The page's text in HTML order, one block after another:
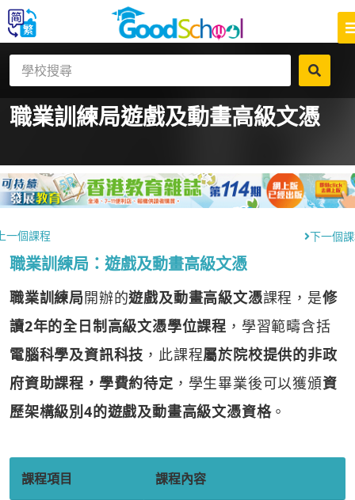
職業訓練局遊戲及動畫高級文憑
一個課程 下一個
職業訓練局：遊戲及動畫高級文憑
職業訓練局開辦的遊戲及動畫高級文憑課程，是修
讀2年的全日制高級文憑學位課程 ，學習範疇含括
電腦科學及資訊科技 ，此課程屬於院校提供的非政
府資助課程，學費約待定 ，學生畢業後可以獲頒資
歷架構級別4的遊戲及動畫高級文憑資格。
課程項目 課程內容